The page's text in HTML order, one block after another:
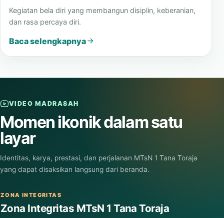
Kegiatan bela diri yang membangun disiplin, keberanian,
dan rasa percaya diri.
Baca selengkapnya
VIDEO MADRASAH
Momen ikonik dalam satu
layar
Identitas, karya, prestasi, dan perjalanan MTsN 1 Tana Toraja
yang dapat disaksikan langsung dari beranda.
ZONA INTEGRITAS
Zona Integritas MTsN 1 Tana Toraja